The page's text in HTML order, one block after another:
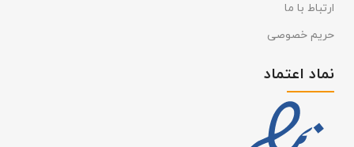
ارتباط با ما
حریم خصوصی
نماد اعتماد